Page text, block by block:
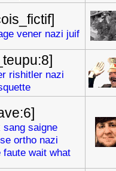
vener nazi juif
rishitler nazi
sang saigne
ortho nazi
faute wait what